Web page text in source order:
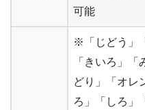
可能
※「じどう」
「きいろ」
どり」「オレ
ろ」「しろ」